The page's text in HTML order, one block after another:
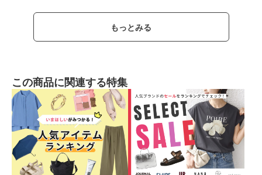
もっとみる
この商品に関連する特集